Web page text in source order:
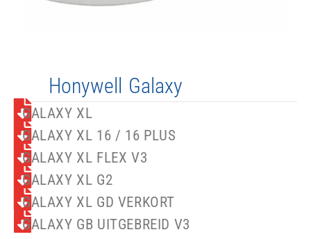
Honywell Galaxy​
GALAXY XL
GALAXY XL 16 / 16 PLUS
GALAXY XL FLEX V3
GALAXY XL G2
GALAXY XL GD VERKORT
GALAXY GB UITGEBREID V3​